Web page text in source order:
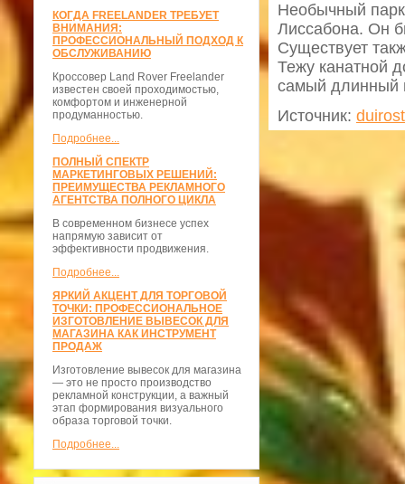
КОГДА FREELANDER ТРЕБУЕТ
ВНИМАНИЯ:
ПРОФЕССИОНАЛЬНЫЙ ПОДХОД К
ОБСЛУЖИВАНИЮ
Кроссовер Land Rover Freelander
известен своей проходимостью,
комфортом и инженерной
продуманностью.
Подробнее...
ПОЛНЫЙ СПЕКТР
МАРКЕТИНГОВЫХ РЕШЕНИЙ:
ПРЕИМУЩЕСТВА РЕКЛАМНОГО
АГЕНТСТВА ПОЛНОГО ЦИКЛА
В современном бизнесе успех
напрямую зависит от
эффективности продвижения.
Подробнее...
ЯРКИЙ АКЦЕНТ ДЛЯ ТОРГОВОЙ
ТОЧКИ: ПРОФЕССИОНАЛЬНОЕ
ИЗГОТОВЛЕНИЕ ВЫВЕСОК ДЛЯ
МАГАЗИНА КАК ИНСТРУМЕНТ
ПРОДАЖ
Изготовление вывесок для магазина
— это не просто производство
рекламной конструкции, а важный
этап формирования визуального
образа торговой точки.
Подробнее...
Необычный
Лиссабона. Он
Существует
Тежу канатной
самый длинный
Источник: